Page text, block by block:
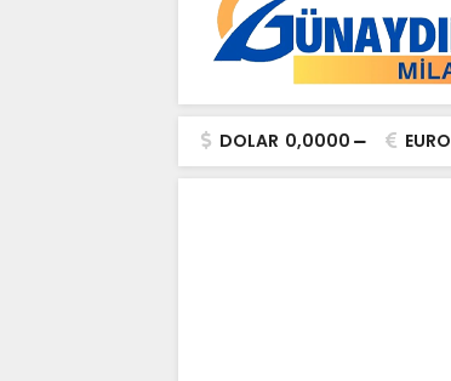
DOLAR 0,0000 EURO